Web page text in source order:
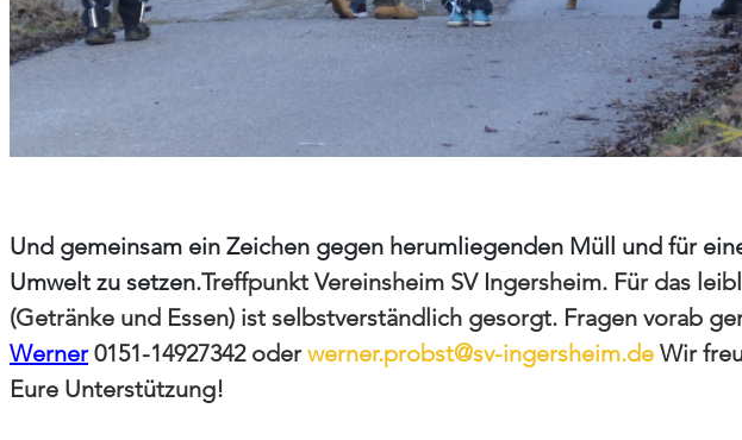
Und gemeinsam ein Zeichen gegen herumliegenden Müll und für
Umwelt zu setzen.Treffpunkt Vereinsheim SV Ingersheim. Für das
(Getränke und Essen) ist selbstverständlich gesorgt. Fragen vorab
Werner 0151-14927342 oder werner.probst@sv-ingersheim.de Wir
Eure Unterstützung!